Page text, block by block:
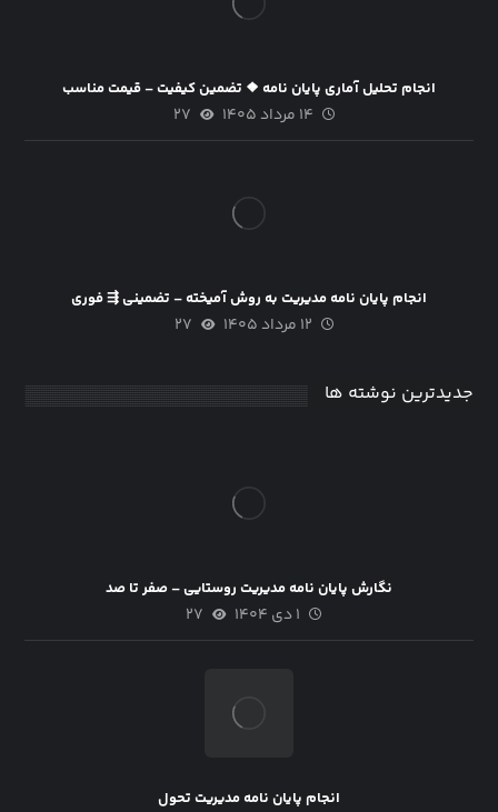
انجام تحلیل آماری پایان نامه ❖ تضمین کیفیت – قیمت مناسب
۱۴ مرداد ۱۴۰۵ ۲۷
انجام پایان نامه مدیریت به روش آمیخته – تضمینی ⇶ فوری
۱۲ مرداد ۱۴۰۵ ۲۷
جدیدترین نوشته ها
نگارش پایان نامه مدیریت روستایی – صفر تا صد
۱ دی ۱۴۰۴ ۲۷
انجام پایان نامه مدیریت تحول